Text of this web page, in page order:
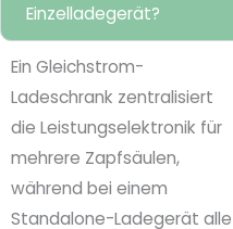
Einzelladegerät?
Ein Gleichstrom-
Ladeschrank zentralisiert
die Leistungselektronik für
mehrere Zapfsäulen,
während bei einem
Standalone-Ladegerät alle